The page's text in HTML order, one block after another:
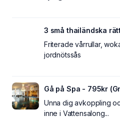
3 små thailändska
Friterade vårrullar,
jordnötssås
Gå på Spa - 795kr
Unna dig avkoppling
inne i Vattensalong...